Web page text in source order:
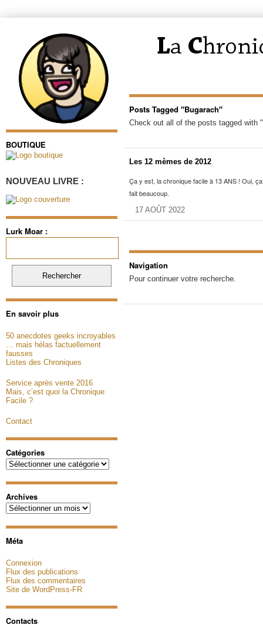
BOUTIQUE
NOUVEAU LIVRE :
Lurk Moar :
En savoir plus
50 anecdotes geeks incroyables
… mais hélas factuellement
fausses
Listes des Chroniques
Service après vente 2016
Mais, c’est quoi la Chronique
Facile ?
Contact
Catégories
Catégories
Archives
Archives
Méta
Connexion
Flux des publications
Flux des commentaires
Site de WordPress-FR
Contacts
Posts Tagged "Bugarach"
Check out all of the posts tagged with
Les 12 mèmes de 2012
Ça y est, la chronique facile à 13 ANS ! Oui, ça
fait beaucoup.
17 AOÛT 2022
Navigation
Pour continuer votre recherche.